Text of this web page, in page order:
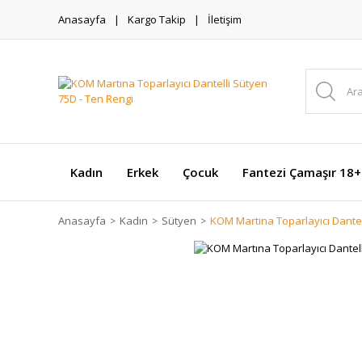
Anasayfa Kargo Takip İletişim
Kadın Erkek Çocuk Fantezi Çamaşır 18+
Anasayfa Kadın Sütyen KOM Martına Toparlayıcı